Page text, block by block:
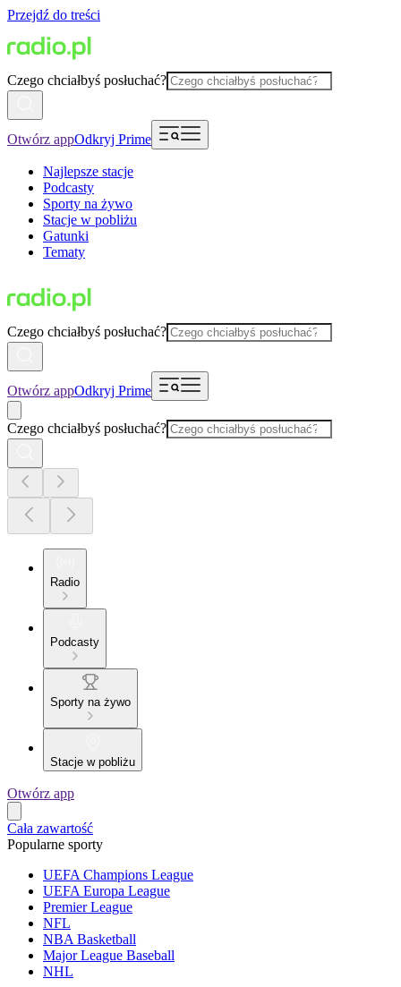
Przejdź do treści
Czego chciałbyś posłuchać?
Otwórz appOdkryj Prime
Najlepsze stacje
Podcasty
Sporty na żywo
Stacje w pobliżu
Gatunki
Tematy
Czego chciałbyś posłuchać?
Otwórz appOdkryj Prime
Czego chciałbyś posłuchać?
Radio
Podcasty
Sporty na żywo
Stacje w pobliżu
Otwórz app
Cała zawartość
Popularne sporty
UEFA Champions League
UEFA Europa League
Premier League
NFL
NBA Basketball
Major League Baseball
NHL